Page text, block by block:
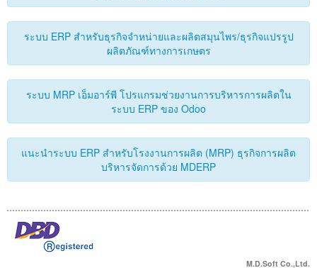
ระบบ ERP สำหรับธุรกิจจำหน่ายและผลิตสมุนไพร/ธุรกิจแปรรูป
ผลิตภัณฑ์ทางการเกษตร
ระบบ MRP เอ็มอาร์พี โปรแกรมช่วยงานการบริหารการผลิตใน
ระบบ ERP ของ Odoo
แนะนำระบบ ERP สำหรับโรงงานการผลิต (MRP) ธุรกิจการผลิต
บริหารจัดการด้วย MDERP
M.D.Soft Co.,Ltd.